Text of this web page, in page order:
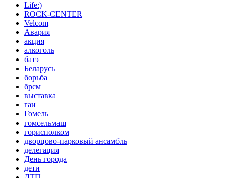
Life:)
ROCK-CENTER
Velcom
Авария
акция
алкоголь
батэ
Беларусь
борьба
брсм
выставка
гаи
Гомель
гомсельмаш
горисполком
дворцово-парковый ансамбль
делегация
День города
дети